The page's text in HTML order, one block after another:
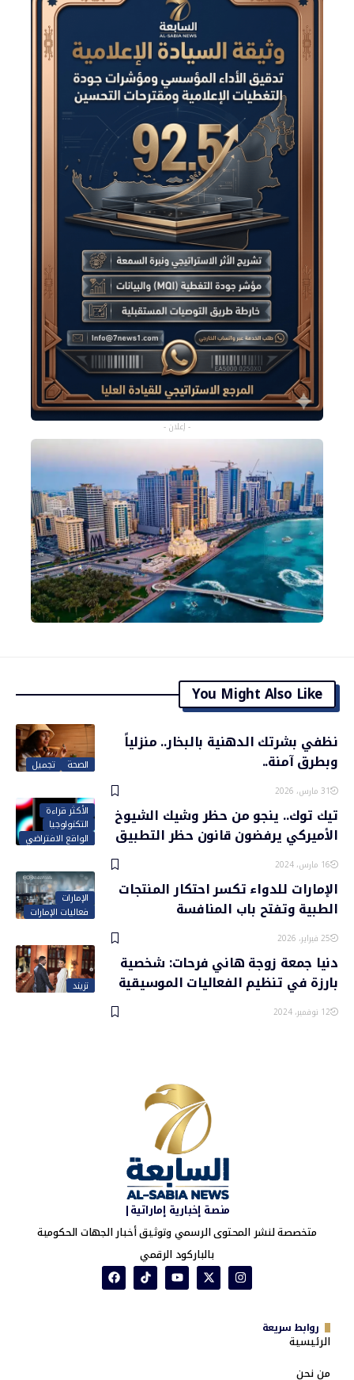
- إعلان -
You Might Also Like
الصحة تجميل
نظفي بشرتك الدهنية بالبخار.. منزلياً
وبطرق آمنة..
31 مارس، 2026
الأكثر قراءة
التكنولوجيا
الواقع الافتراضي
تيك توك.. ينجو من حظر وشيك الشيوخ
الأميركي يرفضون قانون حظر التطبيق
16 مارس، 2024
الإمارات
فعاليات الإمارات
الإمارات للدواء تكسر احتكار المنتجات
الطبية وتفتح باب المنافسة
25 فبراير، 2026
تريند
دنيا جمعة زوجة هاني فرحات: شخصية
بارزة في تنظيم الفعاليات الموسيقية
12 نوفمبر، 2024
منصة إخبارية إماراتية|
متخصصة لنشر المحتوى الرسمي وتوثيق أخبار الجهات الحكومية
بالباركود الرقمي
روابط سريعة
الرئيسية
من نحن